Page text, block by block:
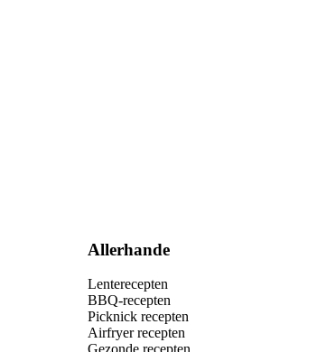
Allerhande
Lenterecepten
BBQ-recepten
Picknick recepten
Airfryer recepten